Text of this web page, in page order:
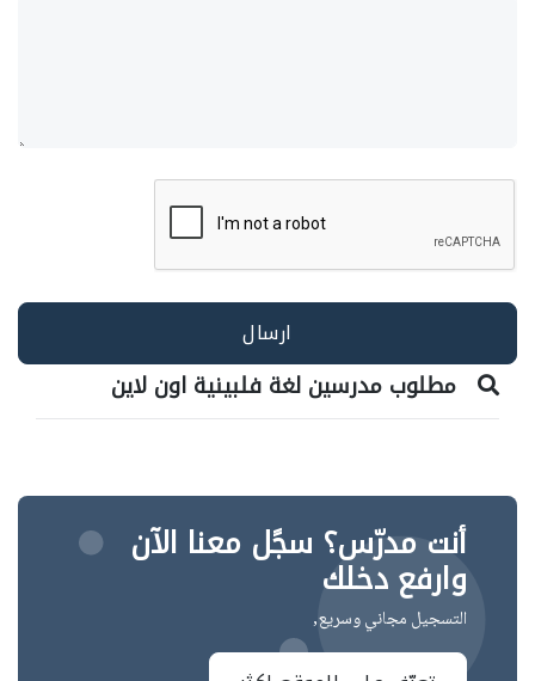
مطلوب مدرسين لغة فلبينية اون لاين
أنت مدرّس؟ سجًل معنا الآن
وارفع دخلك
التسجيل مجاني وسريع,